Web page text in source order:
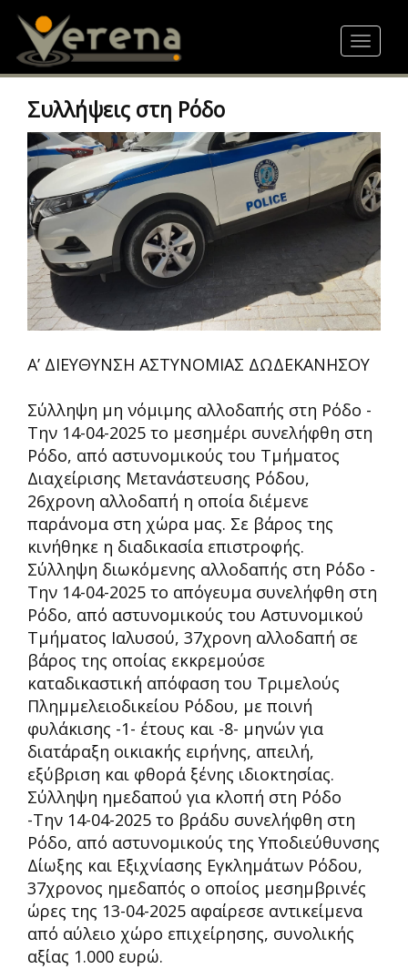
content
Toggle
Συλλήψεις στη Ρόδο
Α’ ΔΙΕΥΘΥΝΣΗ ΑΣΤΥΝΟΜΙΑΣ ΔΩΔΕΚΑΝΗΣΟΥ
Σύλληψη μη νόμιμης αλλοδαπής στη Ρόδο -
Την 14-04-2025 το μεσημέρι συνελήφθη στη
Ρόδο, από αστυνομικούς του Τμήματος
Διαχείρισης Μετανάστευσης Ρόδου,
26χρονη αλλοδαπή η οποία διέμενε
παράνομα στη χώρα μας. Σε βάρος της
κινήθηκε η διαδικασία επιστροφής.
Σύλληψη διωκόμενης αλλοδαπής στη Ρόδο -
Την 14-04-2025 το απόγευμα συνελήφθη στη
Ρόδο, από αστυνομικούς του Αστυνομικού
Τμήματος Ιαλυσού, 37χρονη αλλοδαπή σε
βάρος της οποίας εκκρεμούσε
καταδικαστική απόφαση του Τριμελούς
Πλημμελειοδικείου Ρόδου, με ποινή
φυλάκισης -1- έτους και -8- μηνών για
διατάραξη οικιακής ειρήνης, απειλή,
εξύβριση και φθορά ξένης ιδιοκτησίας.
Σύλληψη ημεδαπού για κλοπή στη Ρόδο
-Την 14-04-2025 το βράδυ συνελήφθη στη
Ρόδο, από αστυνομικούς της Υποδιεύθυνσης
Δίωξης και Εξιχνίασης Εγκλημάτων Ρόδου,
37χρονος ημεδαπός ο οποίος μεσημβρινές
ώρες της 13-04-2025 αφαίρεσε αντικείμενα
από αύλειο χώρο επιχείρησης, συνολικής
αξίας 1.000 ευρώ.